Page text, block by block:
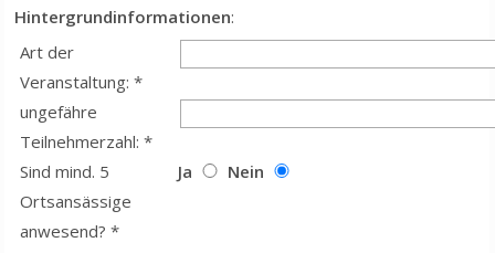
Hintergrundinformationen:
Art der
Veranstaltung: *
ungefähre
Teilnehmerzahl: *
Sind mind. 5
Ortsansässige
anwesend? *
Ja Nein